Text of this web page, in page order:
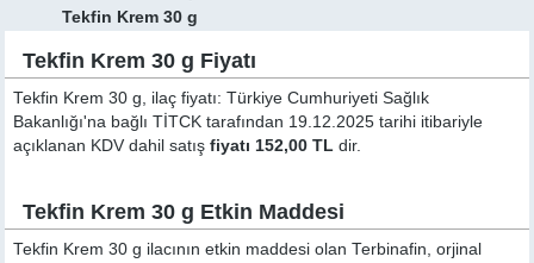
Tekfin Krem 30 g
Tekfin Krem 30 g Fiyatı
Tekfin Krem 30 g, ilaç fiyatı: Türkiye Cumhuriyeti Sağlık
Bakanlığı'na bağlı TİTCK tarafından 19.12.2025 tarihi itibariyle
açıklanan KDV dahil satışfiyatı 152,00 TL dir.
Tekfin Krem 30 g Etkin Maddesi
Tekfin Krem 30 g ilacının etkin maddesi olan Terbinafin, orjinal